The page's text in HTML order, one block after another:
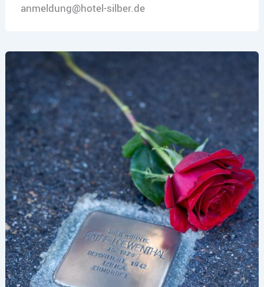
anmeldung@hotel-silber.de